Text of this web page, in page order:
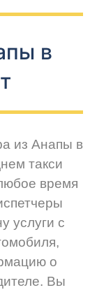
в
из Анапы в
такси
время
услуги с
о
Вы